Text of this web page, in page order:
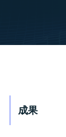
成果